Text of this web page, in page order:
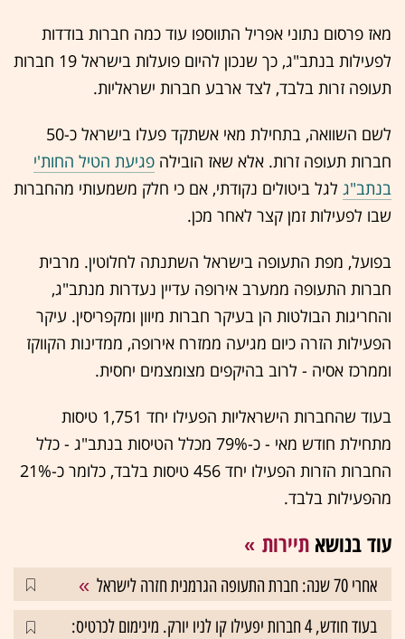
מאז פרסום נתוני אפריל התווספו עוד כמה חברות בודדות
לפעילות בנתב"ג, כך שנכון להיום פועלות בישראל 19 חברות
תעופה זרות בלבד, לצד ארבע חברות ישראליות.
לשם השוואה, בתחילת מאי אשתקד פעלו בישראל כ-50
חברות תעופה זרות. אלא שאז הובילה פגיעת הטיל החות'י
בנתב"ג לגל ביטולים נקודתי, אם כי חלק משמעותי מהחברות
שבו לפעילות זמן קצר לאחר מכן.
בפועל, מפת התעופה בישראל השתנתה לחלוטין. מרבית
חברות התעופה ממערב אירופה עדיין נעדרות מנתב"ג,
והחריגות הבולטות הן בעיקר חברות מיוון ומקפריסין. עיקר
הפעילות הזרה כיום מגיעה ממזרח אירופה, ממדינות הקווקז
וממרכז אסיה - לרוב בהיקפים מצומצמים יחסית.
בעוד שהחברות הישראליות הפעילו יחד 1,751 טיסות
מתחילת חודש מאי - כ-79% מכלל הטיסות בנתב"ג - כלל
החברות הזרות הפעילו יחד 456 טיסות בלבד, כלומר כ-21%
מהפעילות בלבד.
עוד בנושא תיירות
אחרי 70 שנה: חברת התעופה הגרמנית חזרה לישראל
בעוד חודש, 4 חברות יפעילו קו לניו יורק. מינימום לכרטיס: